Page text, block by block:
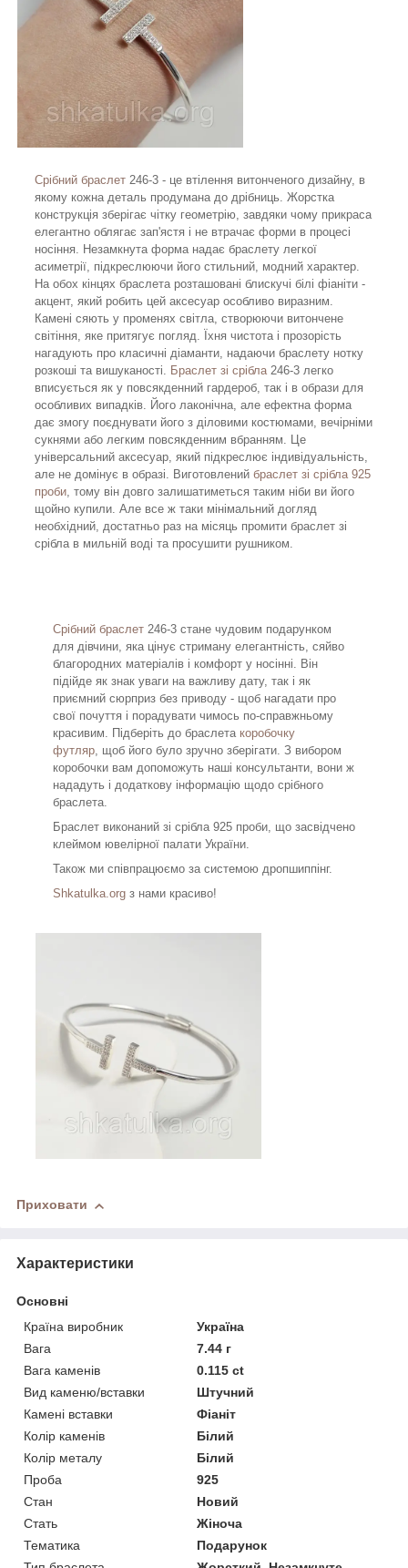
Срібний браслет 246-3 - це втілення витонченого дизайну, в
якому кожна деталь продумана до дрібниць. Жорстка
конструкція зберігає чітку геометрію, завдяки чому прикраса
елегантно облягає зап'ястя і не втрачає форми в процесі
носіння. Незамкнута форма надає браслету легкої
асиметрії, підкреслюючи його стильний, модний характер.
На обох кінцях браслета розташовані блискучі білі фіаніти -
акцент, який робить цей аксесуар особливо виразним.
Камені сяють у променях світла, створюючи витончене
світіння, яке притягує погляд. Їхня чистота і прозорість
нагадують про класичні діаманти, надаючи браслету нотку
розкоші та вишуканості. Браслет зі срібла246-3 легко
вписується як у повсякденний гардероб, так і в образи для
особливих випадків. Його лаконічна, але ефектна форма
дає змогу поєднувати його з діловими костюмами, вечірніми
сукнями або легким повсякденним вбранням. Це
універсальний аксесуар, який підкреслює індивідуальність,
але не домінує в образі. Виготовлений браслет зі срібла 925
проби, тому він довго залишатиметься таким ніби ви його
щойно купили. Але все ж таки мінімальний догляд
необхідний, достатньо раз на місяць промити браслет зі
срібла в мильній воді та просушити рушником.
Срібний браслет 246-3 стане чудовим подарунком
для дівчини, яка цінує стриману елегантність, сяйво
благородних матеріалів і комфорт у носінні. Він
підійде як знак уваги на важливу дату, так і як
приємний сюрприз без приводу - щоб нагадати про
свої почуття і порадувати чимось по-справжньому
красивим. Підберіть до браслета коробочку
футляр, щоб його було зручно зберігати. З вибором
коробочки вам допоможуть наші консультанти, вони ж
нададуть і додаткову інформацію щодо срібного
браслета.
Браслет виконаний зі срібла 925 проби, що засвідчено
клеймом ювелірної палати України.
Також ми співпрацюємо за системою дропшиппінг.
Shkatulka.org з нами красиво!
Приховати
Характеристики
Основні
Країна виробник
Україна
Вага
7.44 г
Вага каменів
0.115 ct
Вид каменю/вставки
Штучний
Камені вставки
Фіаніт
Колір каменів
Білий
Колір металу
Білий
Проба
925
Стан
Новий
Стать
Жіноча
Тематика
Подарунок